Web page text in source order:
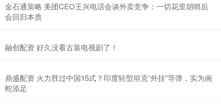
金石通策略 美团CEO王兴电话会谈外卖竞争：一切花里胡哨后
会回归本质
融创配资 好久没看古装电视剧了！
鼎盛配资 火力胜过中国15式？印度轻型坦克“外挂”导弹，实为画
蛇添足